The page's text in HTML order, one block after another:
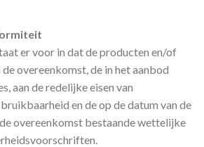
er voor in dat de producten en/of
overeenkomst, de in het aanbod
aan de redelijke eisen van
en de op de datum van de
overeenkomst bestaande wettelijke